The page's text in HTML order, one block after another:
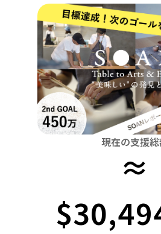
茨城 栃木 群馬 埼玉
富山 石川 福井
三重 滋賀 京都 大阪
鳥取 島根 岡山 広島
現在の支援
≈